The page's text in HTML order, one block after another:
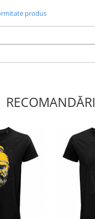
produs
RECOMANDĂRI